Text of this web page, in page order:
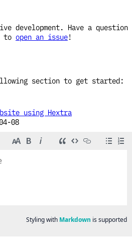
Have a question
to open an issue!
section to get started:
using Hextra
08